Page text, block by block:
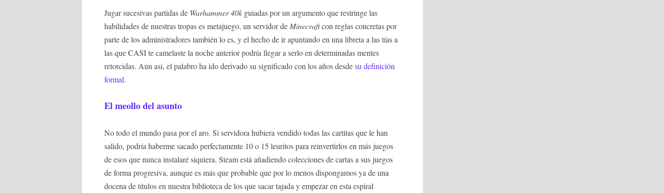
Jugar sucesivas partidas de Warhammer 40k guiadas por un argumento que restringe las
habilidades de nuestras tropas es metajuego, un servidor de Minecraftcon reglas concretas por
parte de los administradores también lo es, y el hecho de ir apuntando en una libreta a las tías a
las que CASI te camelaste la noche anterior podría llegar a serlo en determinadas mentes
retorcidas. Aún así, el palabro ha ido derivado su significado con los años desdesu definición
formal.
El meollo del asunto
No todo el mundo pasa por el aro. Si servidora hubiera vendido todas las cartitas que le han
salido, podría haberme sacado perfectamente 10 o 15 leuritos para reinvertirlos en más juegos
de esos que nunca instalaré siquiera. Steam está añadiendo colecciones de cartas a sus juegos
de forma progresiva, aunque es más que probable que por lo menos dispongamos ya de una
docena de títulos en nuestra biblioteca de los que sacar tajada y empezar en esta espiral